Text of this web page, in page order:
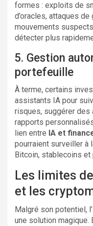
formes : exploits de
d’oracles, attaques
mouvements
détecter plus
5. Gestion
portefeuille
À terme, certains
assistants IA pour
risques, suggérer des
rapports
lien entre IA et
pourraient surveiller à
Bitcoin, stablecoins
Les limites
et les
Malgré son potentiel,
une solution magique.